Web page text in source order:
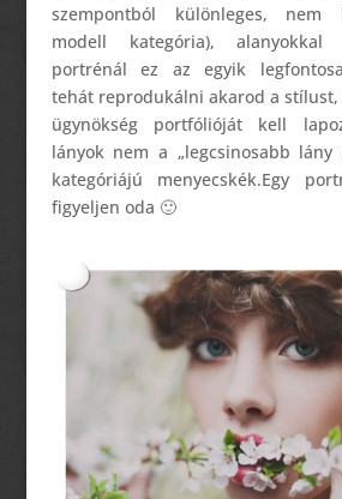
szempontból különleges, nem
modell kategória), alanyokkal
portrénál ez az egyik
tehát reprodukálni akarod a stílust,
ügynökség portfólióját kell
lányok nem a „legcsinosabb lány
kategóriájú menyecskék.Egy
figyeljen oda 🙂